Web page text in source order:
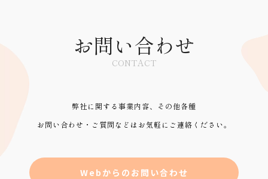
お問い合わせ
CONTACT
弊社に関する事業内容、その他各種
お問い合わせ・ご質問などはお気軽にご連絡ください。
Webからのお問い合わせ